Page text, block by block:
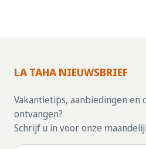
LA TAHA NIEUWSBRIEF
Vakantietips, aanbiedingen en
ontvangen?
Schrijf u in voor onze